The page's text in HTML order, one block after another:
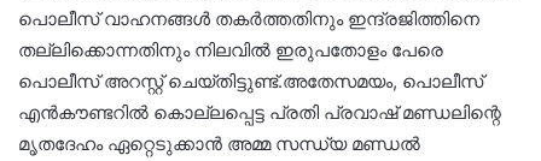
പൊലീസ് വാഹനങ്ങൾ തകർത്തതിനും ഇന്ദ്രജിത്തിനെ
തല്ലിക്കൊന്നതിനും നിലവിൽ ഇരുപതോളം പേരെ
പൊലീസ് അറസ്റ്റ് ചെയ്തിട്ടുണ്ട്.അതേസമയം, പൊലീസ്
എൻകൗണ്ടറിൽ കൊല്ലപ്പെട്ട പ്രതി പ്രവാഷ് മണ്ഡലിന്റെ
മൃതദേഹം ഏറ്റെടുക്കാൻ അമ്മ സന്ധ്യ മണ്ഡൽ